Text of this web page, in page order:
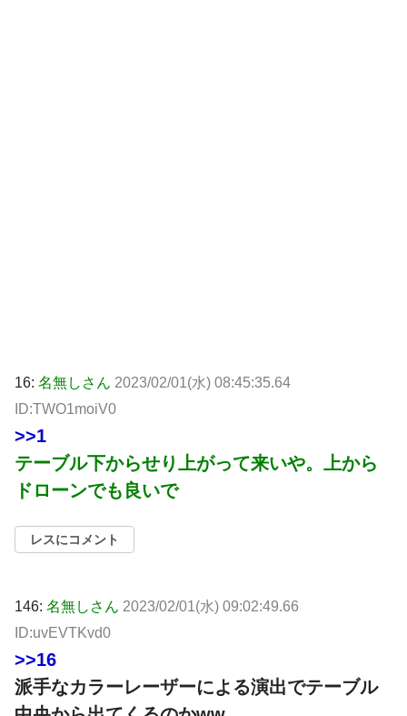
16: 名無しさん 2023/02/01(水) 08:45:35.64
ID:TWO1moiV0
>>1
テーブル下からせり上がって来いや。上から
ドローンでも良いで
レスにコメント
146: 名無しさん 2023/02/01(水) 09:02:49.66
ID:uvEVTKvd0
>>16
派手なカラーレーザーによる演出でテーブル